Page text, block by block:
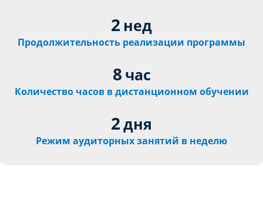
2 нед
Продолжительность реализации программы
8 час
Количество часов в дистанционном обучении
2дня
Режим аудиторных занятий в неделю